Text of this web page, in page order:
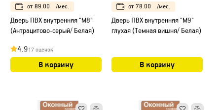
от 89.00 /мес.
Дверь ПВХ внутренняя "М8"
(Антрацитово-серый/ Белая)
4.917 оценок
В корзину
от 78.00 /мес.
Дверь ПВХ внутренняя "М9"
глухая (Темная вишня/ Белая)
В корзину